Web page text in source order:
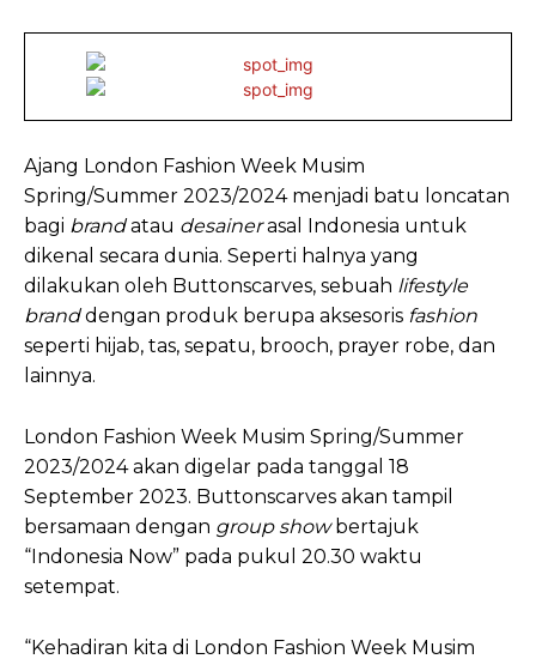
Ajang London Fashion Week Musim
Spring/Summer 2023/2024 menjadi batu loncatan
bagi brandatau desainerasal Indonesia untuk
dikenal secara dunia. Seperti halnya yang
dilakukan oleh Buttonscarves, sebuah lifestyle
branddengan produk berupa aksesoris fashion
seperti hijab, tas, sepatu, brooch, prayer robe, dan
lainnya.
London Fashion Week Musim Spring/Summer
2023/2024 akan digelar pada tanggal 18
September 2023. Buttonscarves akan tampil
bersamaan dengan group showbertajuk
“Indonesia Now” pada pukul 20.30 waktu
setempat.
“Kehadiran kita di London Fashion Week Musim